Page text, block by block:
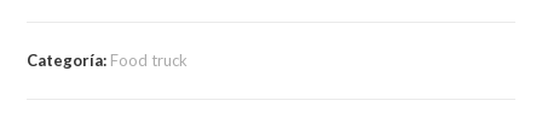
Categoría: Food truck